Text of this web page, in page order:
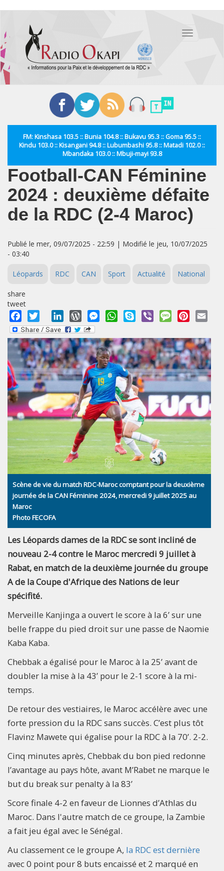
contenu
principal
Toggle
FM: Kinshasa 103.5 :: Bunia 104.8 :: Bukavu 95.3 :: Goma 95.5 ::
Kindu 103.0 :: Kisangani 94.8 :: Lubumbashi 95.8 :: Matadi 102.0 ::
Mbandaka 103.0 :: Mbuji-mayi 93.8
Football-CAN Féminine
2024 : deuxième défaite
de la RDC (2-4 Maroc)
Publié le mer, 09/07/2025 - 22:59 | Modifié le jeu, 10/07/2025
- 03:40
Léopards RDC CAN Sport Actualité National
share
tweet
Facebook
Twitter LinkedInWordPressMessengerWhatsApp
Skype Viber MessagePinterest
Scène de vie du match RDC-Maroc comptant pour la deuxième
journée de la CAN Féminine 2024, mercredi 9 juillet 2025 au
Maroc
Photo FECOFA
Les Léopards dames de la RDC se sont incliné de
nouveau 2-4 contre le Maroc mercredi 9 juillet à
Rabat, en match de la deuxième journée du groupe
A de la Coupe d'Afrique des Nations de leur
spécifité.
Merveille Kanjinga a ouvert le score à la 6’ sur une
belle frappe du pied droit sur une passe de Naomie
Kaba Kaba.
Chebbak a égalisé pour le Maroc à la 25’ avant de
doubler la mise à la 43’ pour le 2-1 score à la mi-
temps.
De retour des vestiaires, le Maroc accélère avec une
forte pression du la RDC sans succès. C’est plus tôt
Flavinz Mawete qui égalise pour la RDC à la 70’. 2-2.
Cinq minutes après, Chebbak du bon pied redonne
l’avantage au pays hôte, avant M’Rabet ne marque le
but du break sur penalty à la 83’
Score finale 4-2 en faveur de Lionnes d’Athlas du
Maroc. Dans l'autre match de ce groupe, la Zambie
a fait jeu égal avec le Sénégal.
Au classement ce le groupe A, la RDC est dernière
avec 0 point pour 8 buts encaissé et 2 marqué en